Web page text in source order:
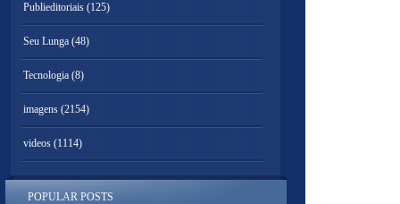
Publieditoriais (125)
Seu Lunga (48)
Tecnologia (8)
imagens (2154)
videos (1114)
POPULAR POSTS